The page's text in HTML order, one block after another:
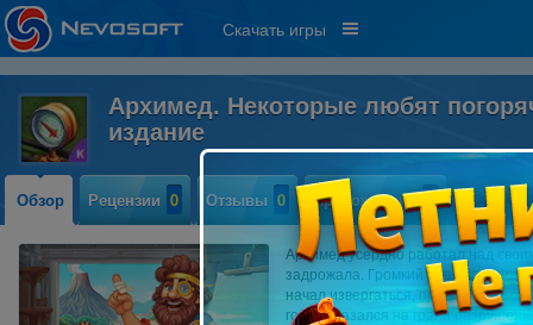
Скачать игры
Архимед. Некоторые любят
издание
Обзор Рецензии 0 Отзывы 0 Прохождение 0
Архимед усердно работал над
задрожала. Громкий рев
начал извергаться,
город оказался на грани